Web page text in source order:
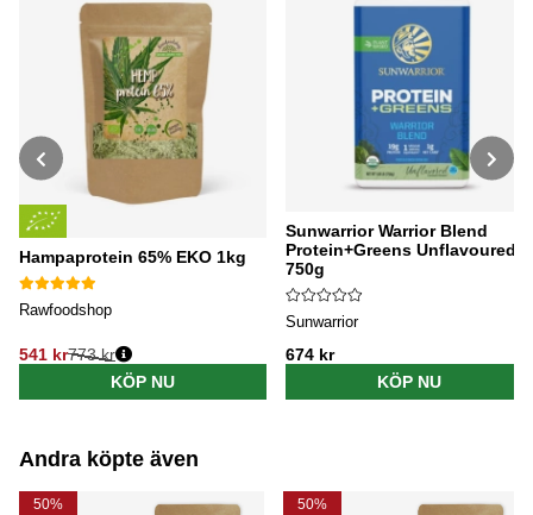
Hampaprotein 65% EKO 1kg
Rawfoodshop
541 kr
Ordinarie pris:
773 kr
KÖP NU
Sunwarrior Warrior Blend
Protein+Greens Unflavoured
750g
Sunwarrior
674 kr
KÖP NU
Andra köpte även
50% 50%